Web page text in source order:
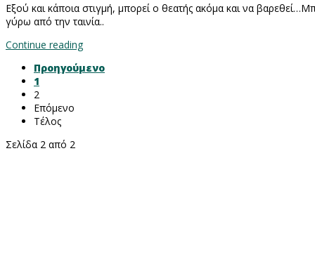
Εξού και κάποια στιγμή, μπορεί ο θεατής ακόμα και να
γύρω από την ταινία..
Continue reading
Προηγούμενο
1
2
Επόμενο
Τέλος
Σελίδα 2 από 2